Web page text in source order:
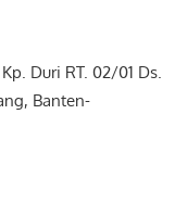
Duri RT. 02/01 Ds.
Banten-